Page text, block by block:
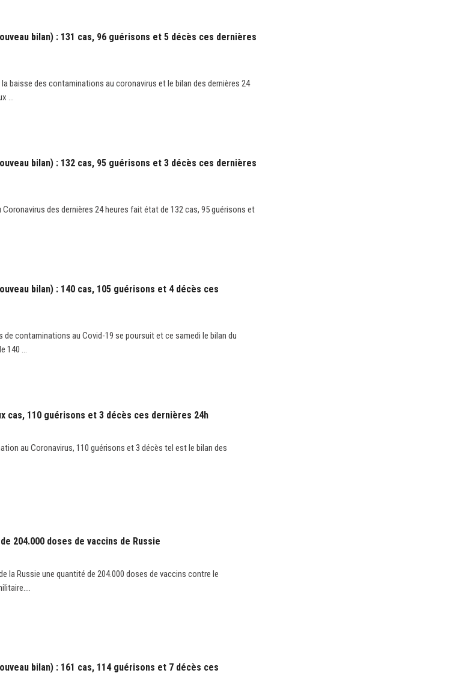
bilan) : 131 cas, 96 guérisons et 5 décès ces dernières
baisse des contaminations au coronavirus et le bilan des dernières 24
...
bilan) : 132 cas, 95 guérisons et 3 décès ces dernières
des dernières 24 heures fait état de 132 cas, 95 guérisons et
bilan) : 140 cas, 105 guérisons et 4 décès ces
de contaminations au Covid-19 se poursuit et ce samedi le bilan du
140 ...
cas, 110 guérisons et 3 décès ces dernières 24h
au Coronavirus, 110 guérisons et 3 décès tel est le bilan des
204.000 doses de vaccins de Russie
la Russie une quantité de 204.000 doses de vaccins contre le
bilan) : 161 cas, 114 guérisons et 7 décès ces